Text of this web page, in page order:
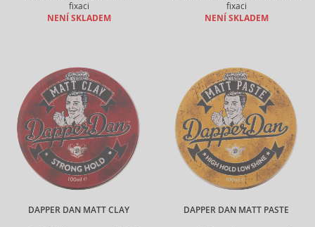
fixaci
NENÍ SKLADEM
fixaci
NENÍ SKLADEM
DAPPER DAN MATT CLAY DAPPER DAN MATT PASTE